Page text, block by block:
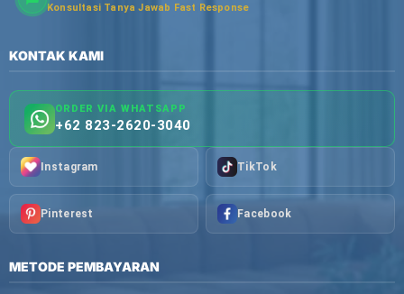
Konsultasi Tanya Jawab Fast Response
KONTAK KAMI
ORDER VIA WHATSAPP
+62 823-2620-3040
Instagram TikTok
Pinterest Facebook
METODE PEMBAYARAN